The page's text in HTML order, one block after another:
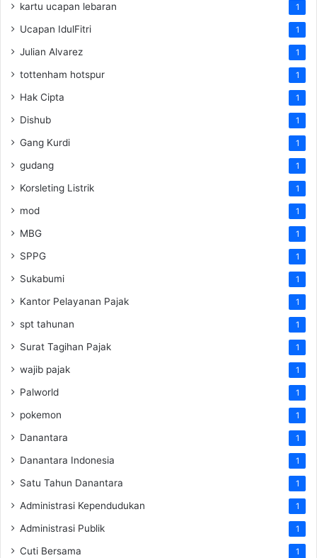
kartu ucapan lebaran 1
Ucapan IdulFitri 1
Julian Alvarez 1
tottenham hotspur 1
Hak Cipta 1
Dishub 1
Gang Kurdi 1
gudang 1
Korsleting Listrik 1
mod 1
MBG 1
SPPG 1
Sukabumi 1
Kantor Pelayanan Pajak 1
spt tahunan 1
Surat Tagihan Pajak 1
wajib pajak 1
Palworld 1
pokemon 1
Danantara 1
Danantara Indonesia 1
Satu Tahun Danantara 1
Administrasi Kependudukan 1
Administrasi Publik 1
Cuti Bersama 1